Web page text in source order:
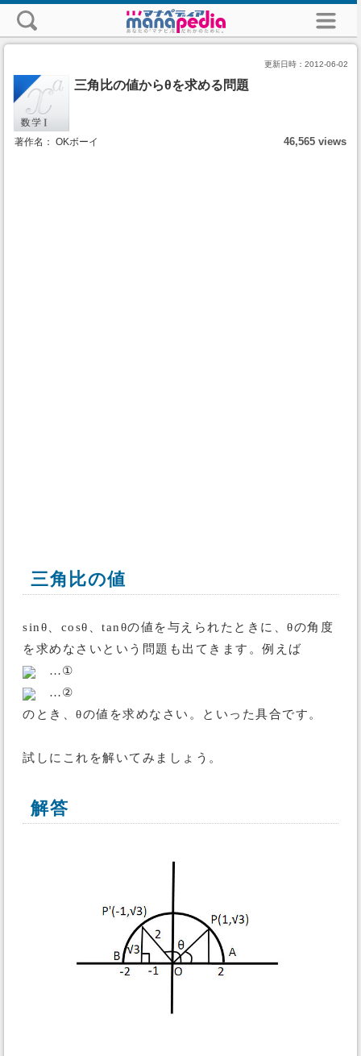
更新日時： 2012-06-02
三角比の値からθを求める問題
著作名： OKボーイ 46,565 views
三角比の値
sinθ、cosθ、tanθの値を与えられたときに、θの角度
を求めなさいという問題も出てきます。例えば
…①
…②
のとき、θの値を求めなさい。といった具合です。
試しにこれを解いてみましょう。
解答